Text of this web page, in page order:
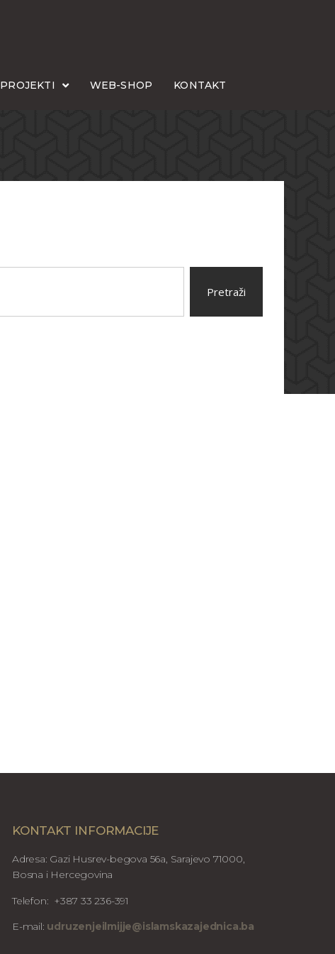
PROJEKTI WEB-SHOP KONTAKT
Pretraži
KONTAKT INFORMACIJE
Adresa: Gazi Husrev-begova 56a, Sarajevo 71000,
Bosna i Hercegovina
Telefon: +387 33 236-391
E-mail: udruzenjeilmijje@islamskazajednica.ba